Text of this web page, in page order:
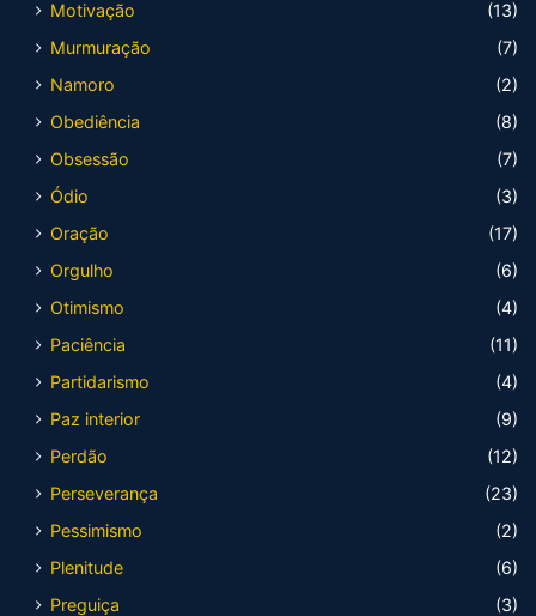
Motivação
(13)
Murmuração
(7)
Namoro
(2)
Obediência
(8)
Obsessão
(7)
Ódio
(3)
Oração
(17)
Orgulho
(6)
Otimismo
(4)
Paciência
(11)
Partidarismo
(4)
Paz interior
(9)
Perdão
(12)
Perseverança
(23)
Pessimismo
(2)
Plenitude
(6)
Preguiça
(3)